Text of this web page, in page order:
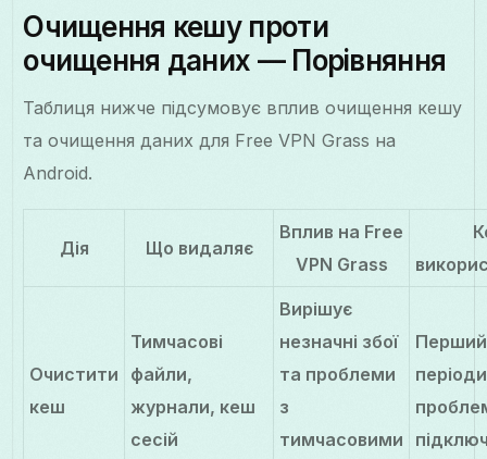
Очищення кешу проти
очищення даних — Порівняння
Таблиця нижче підсумовує вплив очищення кешу
та очищення даних для Free VPN Grass на
Android.
Дія Що видаляє
Вплив на Free
VPN Grass
Очистити
кеш
Тимчасові
файли,
журнали, кеш
сесій
Вирішує
незначні збої
та проблеми
з
тимчасовими